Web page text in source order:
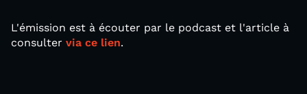
L'émission est à écouter par le podcast et l'article à
consulter via ce lien.